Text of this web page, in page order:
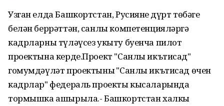
Узган елда Башкортстан, Русиянең дүрт төбәге
белән беррәттән, санлы компетенцияләргә
кадрларны түләүсез укыту буенча пилот
проектына керде.Проект "Санлы икътисад"
гомумдәүләт проектының "Санлы икътисад өчен
кадрлар" федераль проекты кысаларында
тормышка ашырыла.- Башкортстан халкы